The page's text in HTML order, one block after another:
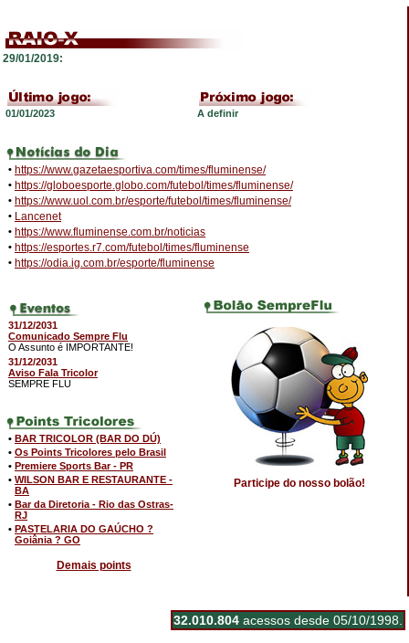
29/01/2019:
01/01/2023 A definir
• https://www.gazetaesportiva.com/times/fluminense/
• https://globoesporte.globo.com/futebol/times/fluminense/
• https://www.uol.com.br/esporte/futebol/times/fluminense/
• Lancenet
• https://www.fluminense.com.br/noticias
• https://esportes.r7.com/futebol/times/fluminense
• https://odia.ig.com.br/esporte/fluminense
31/12/2031
Comunicado Sempre Flu
O Assunto é IMPORTANTE!
31/12/2031
Aviso Fala Tricolor
SEMPRE FLU
• BAR TRICOLOR (BAR DO DÚ)
• Os Points Tricolores pelo Brasil
• Premiere Sports Bar - PR
• WILSON BAR E RESTAURANTE -
BA
• Bar da Diretoria - Rio das Ostras-
RJ
• PASTELARIA DO GAÚCHO ?
Goiânia ? GO
Demais points
Participe do nosso bolão!
32.010.804 acessos desde 05/10/1998.